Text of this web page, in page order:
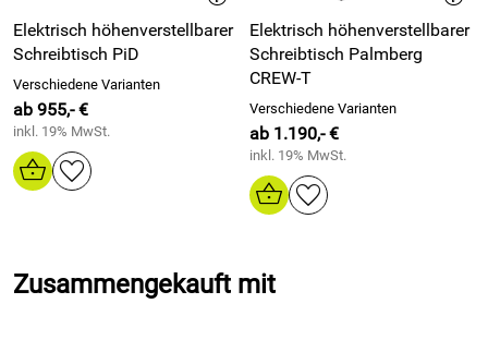
Elektrisch höhenverstellbarer
Schreibtisch PiD
Verschiedene Varianten
ab 955,- €
inkl. 19% MwSt.
Elektrisch höhenverstellbarer
Schreibtisch Palmberg
CREW-T
Verschiedene Varianten
ab 1.190,- €
inkl. 19% MwSt.
Zusammengekauft mit